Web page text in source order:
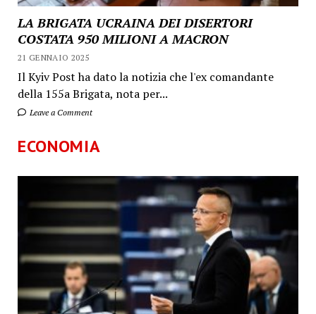
LA BRIGATA UCRAINA DEI DISERTORI
COSTATA 950 MILIONI A MACRON
21 GENNAIO 2025
Il Kyiv Post ha dato la notizia che l'ex comandante
della 155a Brigata, nota per...
Leave a Comment
ECONOMIA